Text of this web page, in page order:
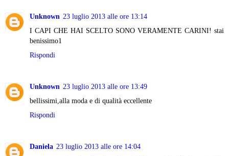
Unknown 23 luglio 2013 alle ore 13:14
I CAPI CHE HAI SCELTO SONO VERAMENTE CARINI! stai
benissimo1
Rispondi
Unknown 23 luglio 2013 alle ore 13:49
bellissimi,alla moda e di qualità eccellente
Rispondi
Daniela 23 luglio 2013 alle ore 14:04